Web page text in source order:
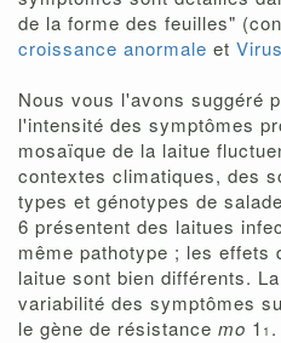
de la forme des feuilles"
croissance anormale et
Nous vous l'avons suggéré
l'intensité des symptômes
mosaïque de la laitue
contextes climatiques, des
types et génotypes de
6 présentent des laitues
même pathotype ; les effets
laitue sont bien différents.
variabilité des symptômes
le gène de résistance mo 1 1 .